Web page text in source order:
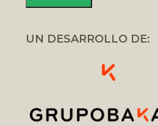
UN DESARROLLO DE: